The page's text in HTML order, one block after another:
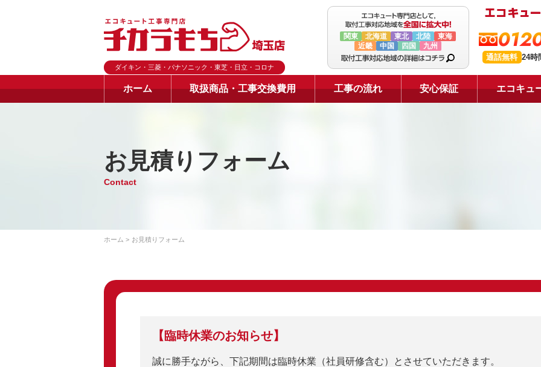
ダイキン・三菱・パナソニック・東芝・日立・コロナ
関東 北海道 東北 北陸
東海
近畿
中国 四国 九州
通話無料 24時
ホーム 取扱商品・工事交換費用 工事の流れ 安心保証 エコキュ
お見積りフォーム
Contact
ホーム お見積りフォーム
【臨時休業のお知らせ】
誠に勝手ながら、下記期間は臨時休業（社員研修含む）とさせていただきます。